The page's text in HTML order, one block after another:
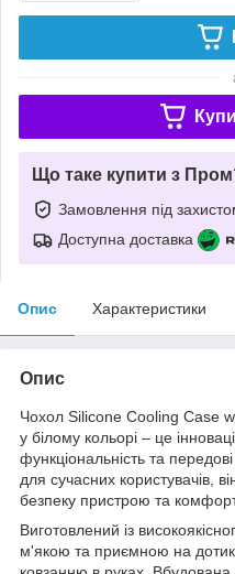
Що таке купити з
Замовлення під
Доступна доставка
Опис Характеристики
Опис
Чохол Silicone Cooling Case
у білому кольорі – це
функціональність та
для сучасних користувачів,
безпеку пристрою та
Виготовлений із
м'якою та приємною на дотик